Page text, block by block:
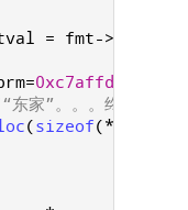
= fmt->
=0xc7affd00
东家”。。。终于可以
(sizeof(*